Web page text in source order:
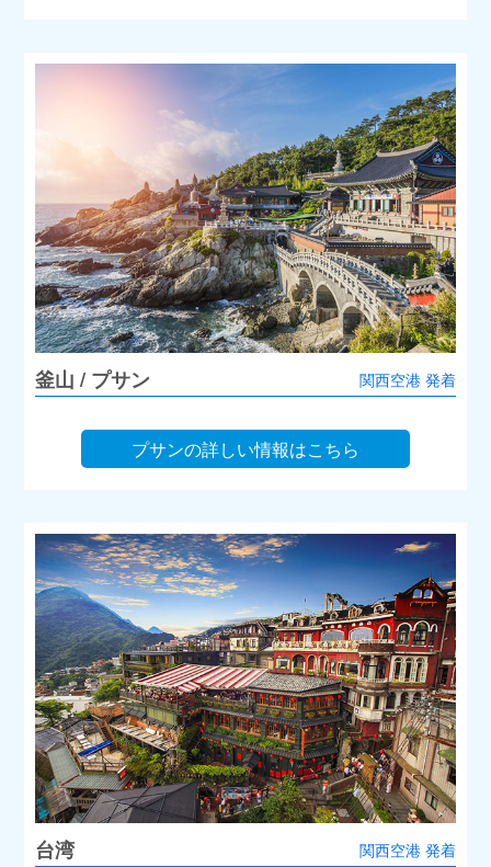
釜山 / プサン 関西空港 発着
プサンの詳しい情報はこちら
台湾 関西空港 発着